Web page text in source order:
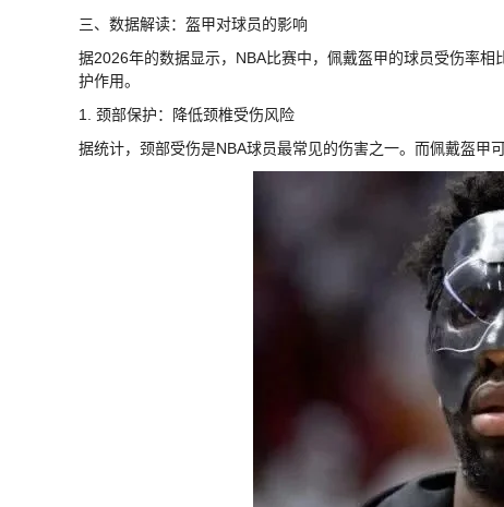
三、数据解读：盔甲对球员的影响
据2026年的数据显示，NBA比赛中，佩戴盔甲的球员受伤率
护作用。
1. 颈部保护：降低颈椎受伤风险
据统计，颈部受伤是NBA球员最常见的伤害之一。而佩戴盔甲